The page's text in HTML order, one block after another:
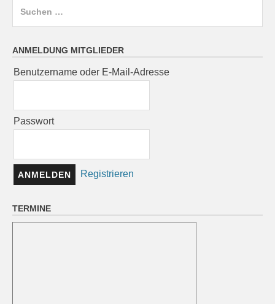
ANMELDUNG MITGLIEDER
Benutzername oder E-Mail-Adresse
Passwort
Registrieren
TERMINE